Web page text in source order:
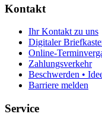
Kontakt
Ihr Kontakt zu uns
Digitaler
Online-
Zahlungsverkehr
Beschwerden •
Barriere melden
Service